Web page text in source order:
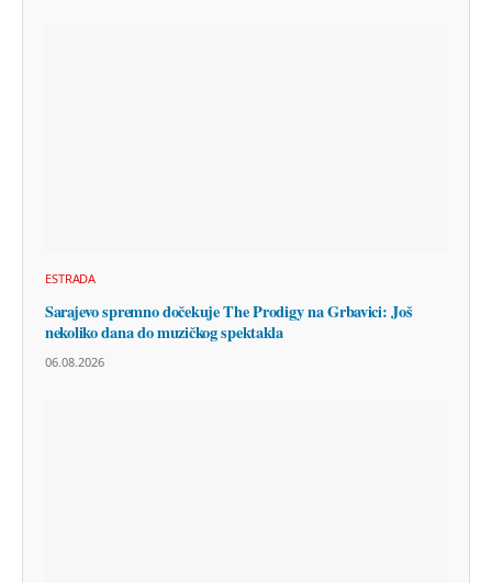
ESTRADA
Sarajevo spremno dočekuje The Prodigy na Grbavici: Još
nekoliko dana do muzičkog spektakla
06.08.2026